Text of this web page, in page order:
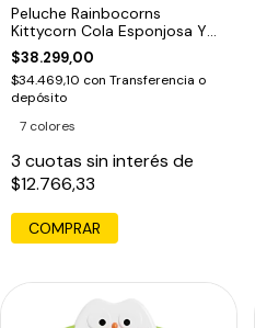
Peluche Rainbocorns
Kittycorn Cola Esponjosa Y
10 Sorpresas
$38.299,00
$34.469,10 con Transferencia o
depósito
7 colores
3 cuotas sin interés de
$12.766,33
COMPRAR